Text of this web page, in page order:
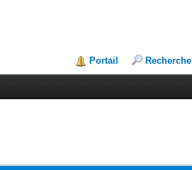
Portail Recherche